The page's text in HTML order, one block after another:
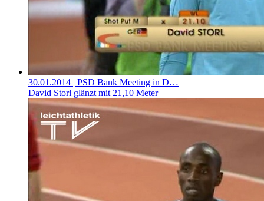
30.01.2014 | PSD Bank Meeting in D…
David Storl glänzt mit 21,10 Meter